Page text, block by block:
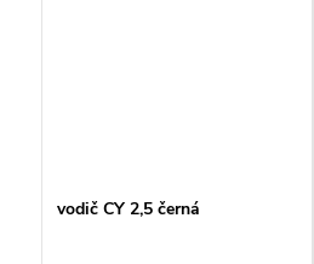
vodič CY 2,5 černá